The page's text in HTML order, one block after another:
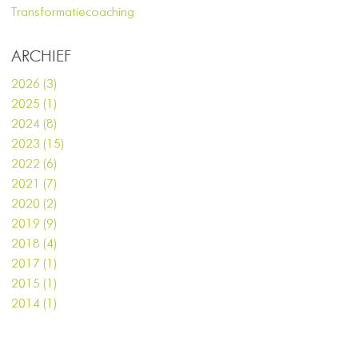
Transformatiecoaching
ARCHIEF
2026 (3)
2025 (1)
2024 (8)
2023 (15)
2022 (6)
2021 (7)
2020 (2)
2019 (9)
2018 (4)
2017 (1)
2015 (1)
2014 (1)